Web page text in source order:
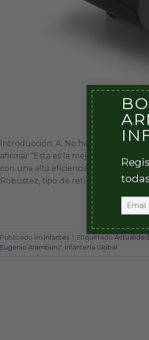
Introducción: A. No hay verdad
afirmar “Esta es la mejor”, dado que
con una alta eficiencia son
Robustez, tipo de retícula, entrada
Publicado en Infantes | Etiquetado
Eugenio Aramburu" Infantería Global